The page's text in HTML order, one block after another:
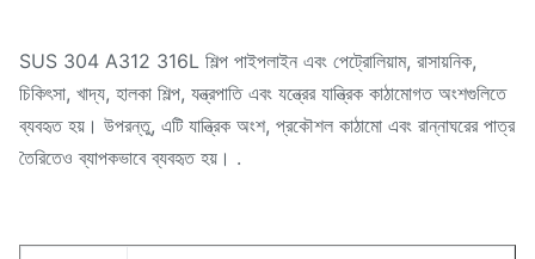
SUS 304 A312 316L শিল্প পাইপলাইন এবং পেট্রোলিয়াম, রাসায়নিক,
চিকিৎসা, খাদ্য, হালকা শিল্প, যন্ত্রপাতি এবং যন্ত্রের যান্ত্রিক কাঠামোগত অংশগুলিতে
ব্যবহৃত হয়। উপরন্তু, এটি যান্ত্রিক অংশ, প্রকৌশল কাঠামো এবং রান্নাঘরের পাত্র
তৈরিতেও ব্যাপকভাবে ব্যবহৃত হয়। .